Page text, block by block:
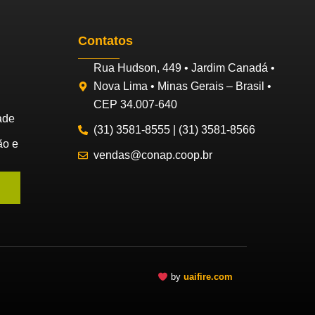
e
Contatos
Rua Hudson, 449 • Jardim Canadá •
Nova Lima • Minas Gerais – Brasil •
CEP 34.007-640
(31) 3581-8555 | (31) 3581-8566
vendas@conap.coop.br
by uaifire.com